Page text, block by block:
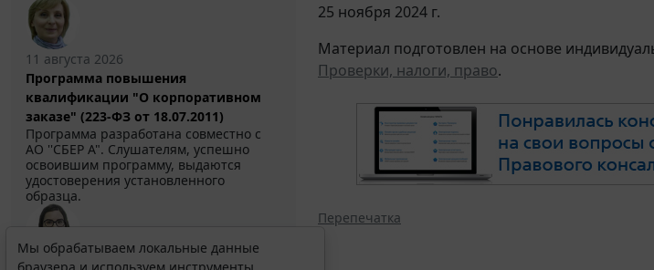
11 августа 2026
Программа повышения
квалификации "О корпоративном
заказе" (223-ФЗ от 18.07.2011)
Программа разработана совместно с
АО ''СБЕР А". Слушателям, успешно
освоившим программу, выдаются
удостоверения установленного
образца.
Выберите тему программы повышения квалификации
25 ноября 2024 г.
Материал подготовлен на основе
Проверки, налоги, право.
Перепечатка
Мы обрабатываем локальные данные